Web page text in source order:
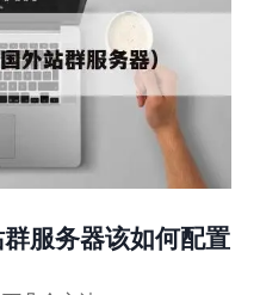
服务器该如何配置